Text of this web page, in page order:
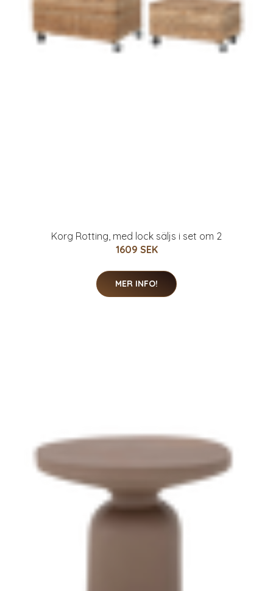
Korg Rotting, med lock säljs i set om 2
1609 SEK
MER INFO!